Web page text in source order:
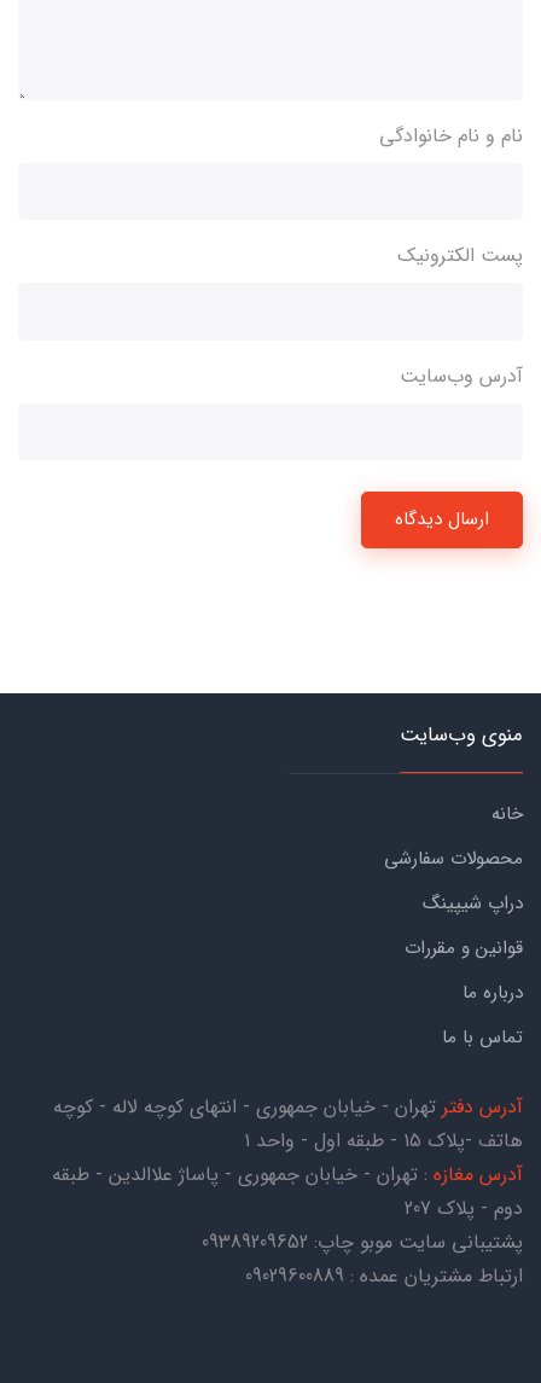
نام و نام خانوادگی
پست الکترونیک
آدرس وب‌سایت
ارسال دیدگاه
منوی وب‌سایت
خانه
محصولات سفارشی
دراپ شیپینگ
قوانین و مقررات
درباره ما
تماس با ما
آدرس دفتر تهران - خیابان جمهوری - انتهای کوچه لاله - کوچه
هاتف -پلاک ۱۵ - طبقه اول - واحد ۱
آدرس مغازه : تهران - خیابان جمهوری - پاساژ علاالدین - طبقه
دوم - پلاک 207
پشتیبانی سایت موبو چاپ: 09389209652
ارتباط مشتریان عمده : 09029600889